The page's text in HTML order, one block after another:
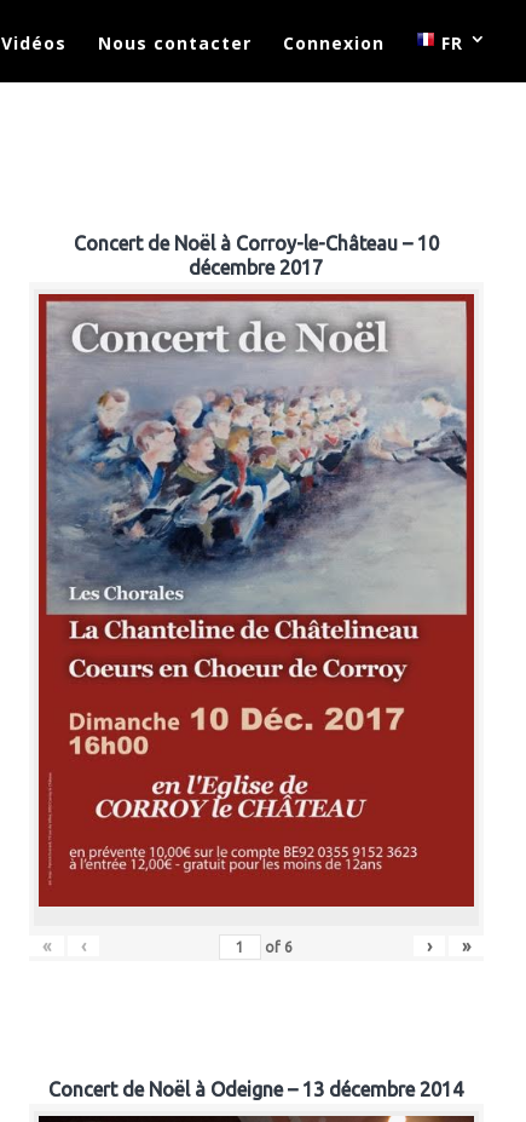
Vidéos Nous contacter Connexion FR
Concert de Noël à Corroy-le-Château – 10
décembre 2017
« ‹ of 6 › »
Concert de Noël à Odeigne – 13 décembre 2014